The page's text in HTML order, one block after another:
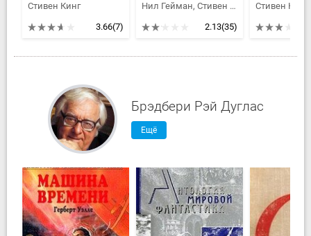
Стивен Кинг
3.66(7)
Нил Гейман, Стивен Кинг, Эдгар Аллан По, Дэвид Герберт Лоуренс, Джозеф Шеридан Ле Фаню, Желязны Роджер Джозеф, Бреннан Джозеф Пейн, Лавкрафт Говард Филлипс, Конан Дойл Артур Игнатиус, Браун Фредерик, Райс Энн, Иоганн Вольфганг Гете, Танит Ли, Мэри Элизабет Брэддон, Блэквуд Элджернон Генри, Горман Эд, Китс Джонатон, Смит Кларк Эштон, Капуана Луиджи, Шоу Дэвид Джей, Коулс Фредерик, Гилберт Уильям, Пенцлер Отто, Кроуфорд Энн, Линтон Элиза Линн, Чолмондели Мэри, Готорн Джулиан, Хартманн Франц, Якоби Карл, Байрон Лорд, Бомонт Чарльз, Ньюмен Ким
2.13(35)
Стивен Кинг
Брэдбери Рэй Дуглас
Ещё